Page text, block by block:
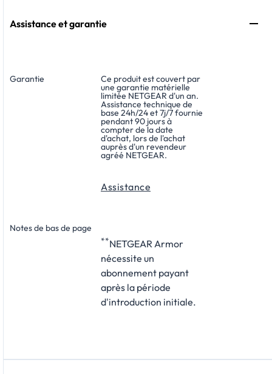
Assistance et garantie
Garantie Ce produit est couvert par
une garantie matérielle
limitée NETGEAR d'un an.
Assistance technique de
base 24h/24 et 7j/7 fournie
pendant 90 jours à
compter de la date
d'achat, lors de l'achat
auprès d'un revendeur
agréé NETGEAR.
Assistance
Notes de bas de page
**NETGEAR Armor
nécessite un
abonnement payant
après la période
d'introduction initiale.